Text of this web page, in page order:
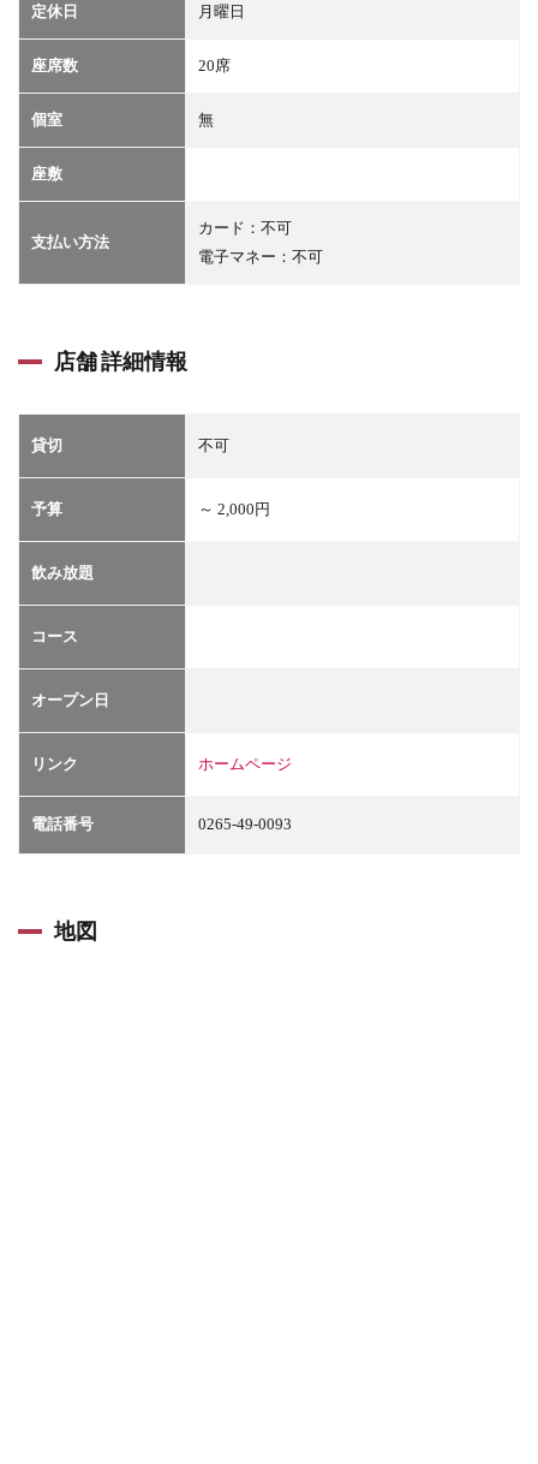
定休日 月曜日
座席数 20席
個室 無
座敷
支払い方法
カード：不可
電子マネー：不可
店舗 詳細情報
貸切 不可
予算 ～ 2,000円
飲み放題
コース
オープン日
リンク ホームページ
電話番号 0265-49-0093
地図